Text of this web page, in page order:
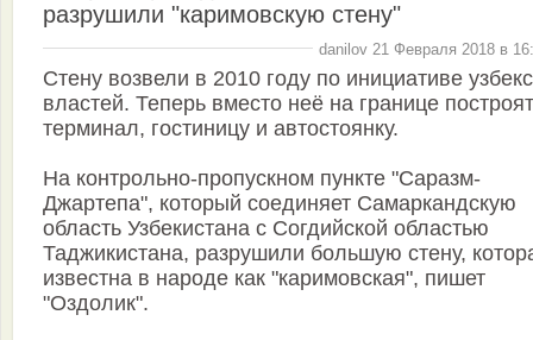
разрушили "каримовскую стену"
danilov 21 Февраля 2018 в
Стену возвели в 2010 году по инициативе
властей. Теперь вместо неё на границе построят
терминал, гостиницу и автостоянку.
На контрольно-пропускном пункте "Саразм-
Джартепа", который соединяет Самаркандскую
область Узбекистана с Согдийской областью
Таджикистана, разрушили большую стену,
известна в народе как "каримовская", пишет
"Оздолик".